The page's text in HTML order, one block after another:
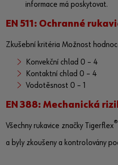
informace má poskytovat.
EN 511: Ochranné
Zkušební kritéria Možnost
Konvekční chlad 0 – 4
Kontaktní chlad 0 – 4
Vodotěsnost 0 – 1
EN 388: Mechanická
Všechny rukavice značky Tigerflex®
a byly zkoušeny a kontrolovány